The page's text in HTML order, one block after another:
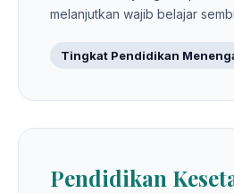
melanjutkan wajib belajar
Tingkat Pendidikan
Pendidikan